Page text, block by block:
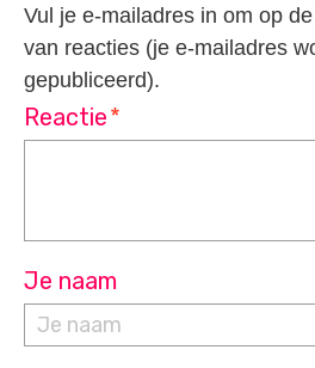
Vul je e-mailadres in om op
van reacties (je e-mailadres
gepubliceerd).
Reactie*
Je naam